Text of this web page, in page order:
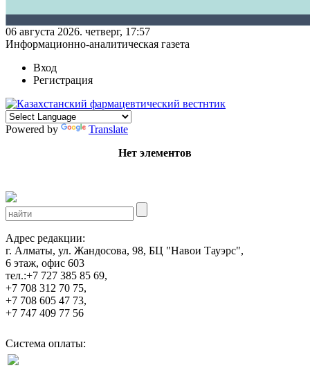
06 августа 2026. четверг, 17:57
Информационно-аналитическая газета
Вход
Регистрация
Powered by
Translate
Нет элементов
Адрес редакции:
г. Алматы, ул. Жандосова, 98, БЦ "Навои Тауэрс",
6 этаж, офис 603
тел.:+7 727 385 85 69,
+7 708 312 70 75,
+7 708 605 47 73,
+7 747 409 77 56
Система оплаты: